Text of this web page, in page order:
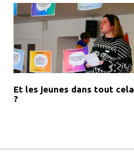
Et les jeunes dans tout cela
?